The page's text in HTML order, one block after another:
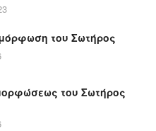
του Σωτήρος
του Σωτήρος